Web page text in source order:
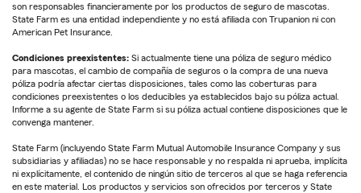
son responsables financieramente por los productos de seguro de mascotas.
State Farm es una entidad independiente y no está afiliada con Trupanion ni con
American Pet Insurance.
Condiciones preexistentes: Si actualmente tiene una póliza de seguro médico
para mascotas, el cambio de compañía de seguros o la compra de una nueva
póliza podría afectar ciertas disposiciones, tales como las coberturas para
condiciones preexistentes o los deducibles ya establecidos bajo su póliza actual.
Informe a su agente de State Farm si su póliza actual contiene disposiciones que le
convenga mantener.
State Farm (incluyendo State Farm Mutual Automobile Insurance Company y sus
subsidiarias y afiliadas) no se hace responsable y no respalda ni aprueba, implícita
ni explícitamente, el contenido de ningún sitio de terceros al que se haga referencia
en este material. Los productos y servicios son ofrecidos por terceros y State